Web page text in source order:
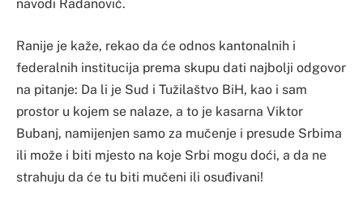
navodi Radanović.
Ranije je kaže, rekao da će odnos kantonalnih i
federalnih institucija prema skupu dati najbolji odgovor
na pitanje: Da li je Sud i Tužilaštvo BiH, kao i sam
prostor u kojem se nalaze, a to je kasarna Viktor
Bubanj, namijenjen samo za mučenje i presude Srbima
ili može i biti mjesto na koje Srbi mogu doći, a da ne
strahuju da će tu biti mučeni ili osuđivani!